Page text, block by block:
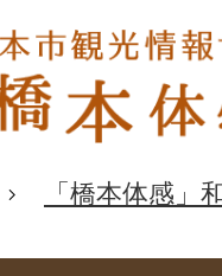
「橋本体感」